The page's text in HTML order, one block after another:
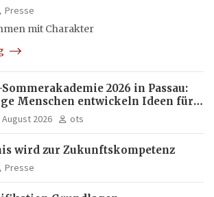
Presse
mit Charakter
Sommerakademie 2026 in Passau:
Menschen entwickeln Ideen für
Zukunft
August 2026 ots
wird zur Zukunftskompetenz
Presse